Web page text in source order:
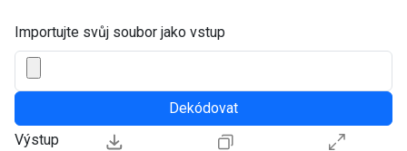
Importujte svůj soubor jako vstup
Dekódovat
Výstup